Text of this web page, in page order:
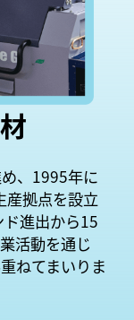
、1995年に
産拠点を設立
進出から15
活動を通じ
ねてまいりま